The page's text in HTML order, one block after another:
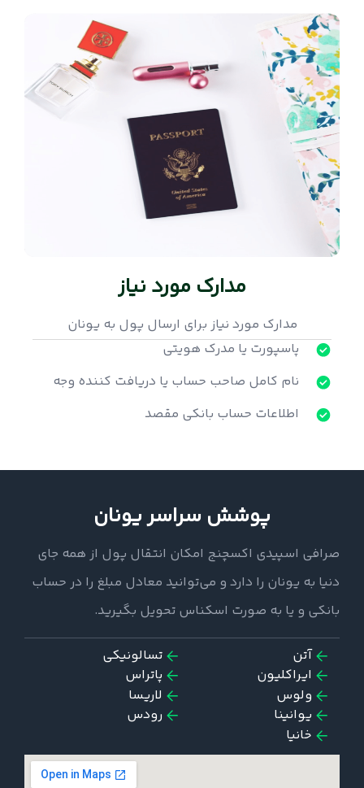
مدارک مورد نیاز
مدارک مورد نیاز برای ارسال پول به یونان
پاسپورت یا مدرک هویتی
نام کامل صاحب حساب یا دریافت کننده وجه
اطلاعات حساب بانکی مقصد
پوشش سراسر یونان
صرافی اسپیدی اکسچنج امکان انتقال پول از همه جای
دنیا به یونان را دارد و می‌توانید معادل مبلغ را در حساب
بانکی و یا به صورت اسکناس تحویل بگیرید.
آتن
تسالونیکی
ایراکلیون
پاتراس
ولوس
لاریسا
یوانینا
رودس
خانیا